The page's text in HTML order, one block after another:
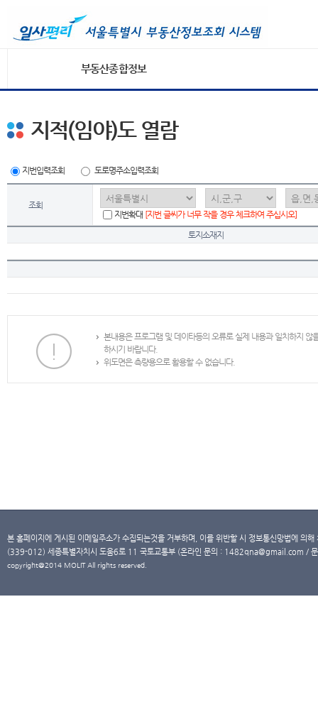
부동산종합정보
지적(임야)도 열람
지번입력조회 도로명주소입력조회
조회
지번확대 [지번 글씨가 너무 작을 경우 체크하여 주십시오]
토지소재지
본내용은 프로그램 및 데이타등의 오류로 실제 내용과 일치하지
하시기 바랍니다.
위도면은 측량용으로 활용할 수 없습니다.
본 홈페이지에 게시된 이메일주소가 수집되는것을 거부하며, 이를 위반할 시 정보통신망법에 의
(339-012) 세종특별자치시 도움6로 11 국토교통부 (온라인 문의 : 1482qna@gmail.com /
copyright@2014 MOLIT All rights reserved.